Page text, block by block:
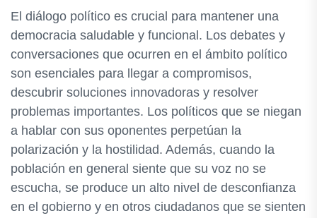
El diálogo político es crucial para mantener una
democracia saludable y funcional. Los debates y
conversaciones que ocurren en el ámbito político
son esenciales para llegar a compromisos,
descubrir soluciones innovadoras y resolver
problemas importantes. Los políticos que se niegan
a hablar con sus oponentes perpetúan la
polarización y la hostilidad. Además, cuando la
población en general siente que su voz no se
escucha, se produce un alto nivel de desconfianza
en el gobierno y en otros ciudadanos que se sienten